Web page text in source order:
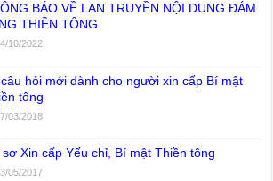
BÁO VỀ LAN TRUYỀN NỘI DUNG ĐÁM
THIỀN TÔNG
10/2022
hỏi mới dành cho người xin cấp Bí mật
tông
03/2018
sơ Xin cấp Yếu chỉ, Bí mật Thiền tông
05/2017